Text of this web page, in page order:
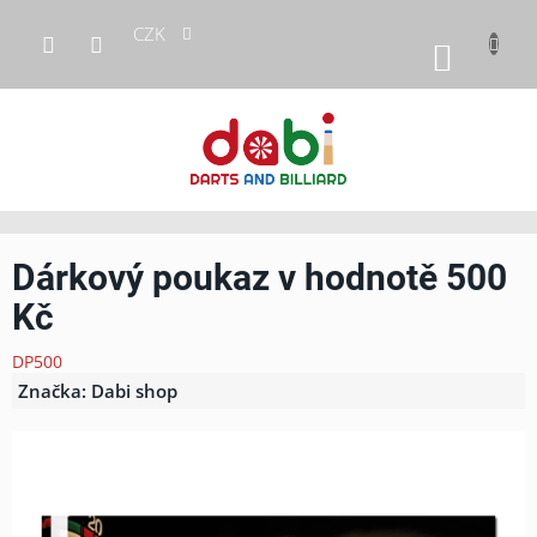
obsah
CZK
KOŠÍK
Dárkový poukaz v hodnotě 500
Kč
DP500
Značka: Dabi shop